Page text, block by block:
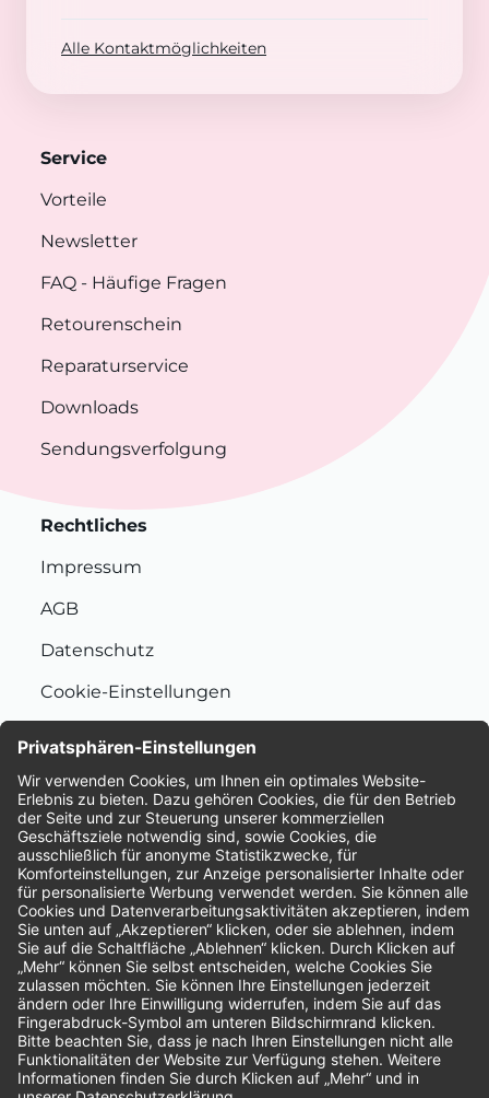
Alle Kontaktmöglichkeiten
Service
Vorteile
Newsletter
FAQ - Häufige Fragen
Retourenschein
Reparaturservice
Downloads
Sendungsverfolgung
Rechtliches
Impressum
AGB
Datenschutz
Cookie-Einstellungen
Bewertungen